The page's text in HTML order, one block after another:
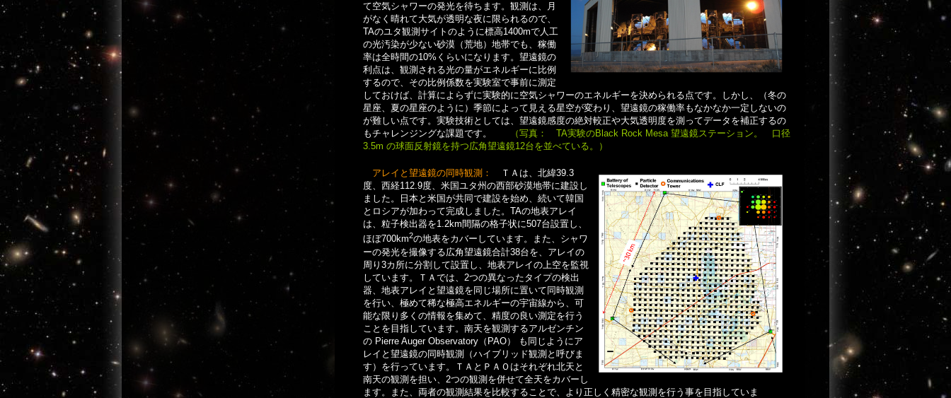
て空気シャワーの発光を待ちます。観測は、月
がなく晴れて大気が透明な夜に限られるので、
TAのユタ観測サイトのように標高1400mで人工
の光汚染が少ない砂漠（荒地）地帯でも、稼働
率は全時間の10%くらいになります。望遠鏡の
利点は、観測される光の量がエネルギーに比例
するので、その比例係数を実験室で事前に測定
しておけば、計算によらずに実験的に空気シャワーのエネルギーを決められる点です。しかし、（冬の
星座、夏の星座のように）季節によって見える星空が変わり、望遠鏡の稼働率もなかなか一定しないの
が難しい点です。実験技術としては、望遠鏡感度の絶対較正や大気透明度を測ってデータを補正するの
もチャレンジングな課題です。
（写真： TA実験のBlack Rock Mesa 望遠鏡ステーション。 口径
3.5m の球面反射鏡を持つ広角望遠鏡12台を並べている。）
アレイと望遠鏡の同時観測：
ＴＡは、北緯39.3
度、西経112.9度、米国ユタ州の西部砂漠地帯に建設し
ました。日本と米国が共同で建設を始め、続いて韓国
とロシアが加わって完成しました。TAの地表アレイ
は、粒子検出器を1.2km間隔の格子状に507台設置し、
ほぼ700km2の地表をカバーしています。また、シャワ
ーの発光を撮像する広角望遠鏡合計38台を、アレイの
周り3カ所に分割して設置し、地表アレイの上空を監視
しています。ＴＡでは、2つの異なったタイプの検出
器、地表アレイと望遠鏡を同じ場所に置いて同時観測
を行い、極めて稀な極高エネルギーの宇宙線から、可
能な限り多くの情報を集めて、精度の良い測定を行う
ことを目指しています。南天を観測するアルゼンチン
の Pierre Auger Observatory（PAO） も同じようにア
レイと望遠鏡の同時観測（ハイブリッド観測と呼びま
す）を行っています。ＴＡとＰＡＯはそれぞれ北天と
南天の観測を担い、2つの観測を併せて全天をカバーし
ます。また、両者の観測結果を比較することで、より正しく精密な観測を行う事を目指していま